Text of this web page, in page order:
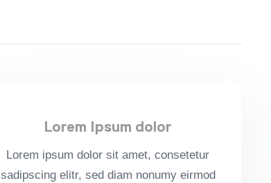
Lorem Ipsum dolor
Lorem ipsum dolor sit amet, con­sete­tur
sadipscing elitr, sed diam nonumy eirmod